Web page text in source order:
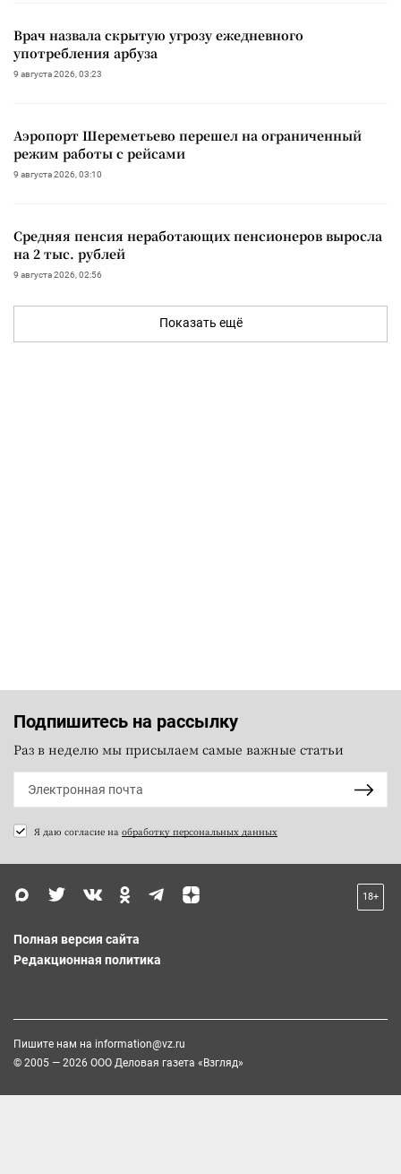
Врач назвала скрытую угрозу ежедневного
употребления арбуза
9 августа 2026, 03:23
Аэропорт Шереметьево перешел на ограниченный
режим работы с рейсами
9 августа 2026, 03:10
Средняя пенсия неработающих пенсионеров выросла
на 2 тыс. рублей
9 августа 2026, 02:56
Показать ещё
Подпишитесь на рассылку
Раз в неделю мы присылаем самые важные статьи
Я даю согласие на обработку персональных данных
18+
Полная версия сайта
Редакционная политика
Пишите нам на information@vz.ru
© 2005 — 2026 ООО Деловая газета «Взгляд»